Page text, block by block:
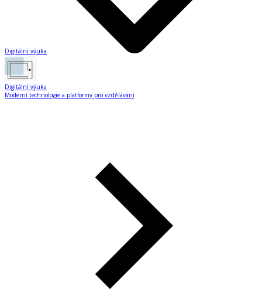
Digitální výuka
Digitální výuka
Moderní technologie a platformy pro vzdělávání